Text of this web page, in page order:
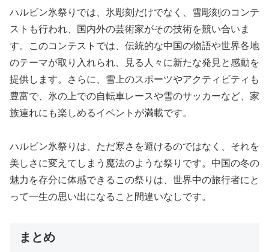
ハルビン氷祭りでは、氷彫刻だけでなく、雪彫刻のコンテ
ストも行われ、国内外の芸術家がその技術を競い合いま
す。このコンテストでは、伝統的な中国の物語や世界各地
のテーマが取り入れられ、見る人々に新たな発見と感動を
提供します。さらに、雪上のスポーツやアクティビティも
豊富で、氷の上での自転車レースや雪のサッカーなど、家
族連れにも楽しめるイベントが満載です。
ハルビン氷祭りは、ただ寒さを避けるのではなく、それを
美しさに変えてしまう魔法のような祭りです。中国の冬の
魅力を存分に体感できるこの祭りは、世界中の旅行者にと
って一生の思い出になること間違いなしです。
まとめ